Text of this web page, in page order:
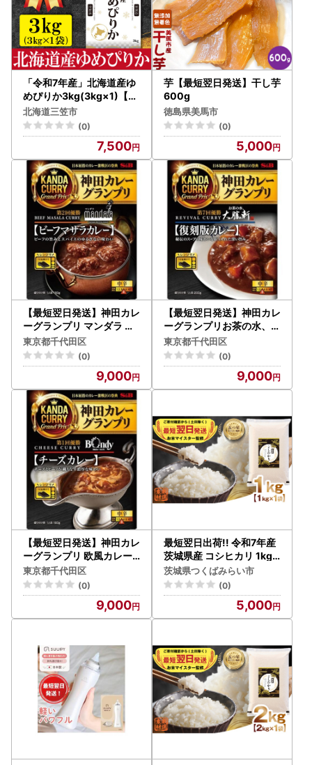
「令和7年産」北海道産ゆ
めぴりか3kg(3kg×1)【特
Aランク】米・食味鑑定士
監修＜最短翌日発送＞【1
607103】
北海道三笠市
(0)
7,500
芋【最短翌日発送】干し芋
600g
徳島県美馬市
(0)
5,000
【最短翌日発送】神田カレ
ーグランプリ マンダラ ビ
ーフマサラカレー 1セット
(5個)【1186514】
東京都千代田区
(0)
9,000
【最短翌日発送】神田カレ
ーグランプリお茶の水、大
勝軒 復刻版カレー 1セット
(5個)【1186515】
東京都千代田区
(0)
9,000
【最短翌日発送】神田カレ
ーグランプリ 欧風カレー
ボンディ チーズカレー 1セ
ット(5個)【1186511】
東京都千代田区
(0)
9,000
最短翌日出荷!! 令和7年産
茨城県産 コシヒカリ 1kg (
1kg ×1袋) 五つ星 お米マイ
スター 監修
茨城県つくばみらい市
(0)
5,000